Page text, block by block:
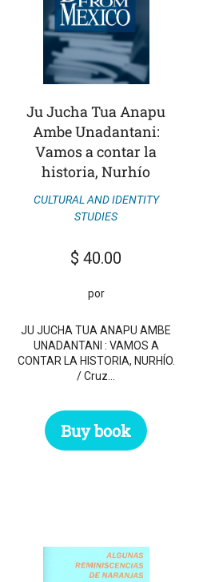
Ju Jucha Tua Anapu
Ambe Unadantani:
Vamos a contar la
historia, Nurhío
CULTURAL AND IDENTITY
STUDIES
$ 40.00
por
JU JUCHA TUA ANAPU AMBE
UNADANTANI : VAMOS A
CONTAR LA HISTORIA, NURHÍO.
/ Cruz…
Buy book